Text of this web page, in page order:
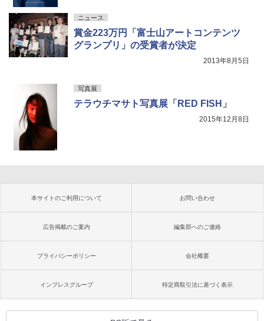
ニュース
賞金223万円「富士山アートコンテンツ
グランプリ」の受賞者が決定
2013年8月5日
写真展
テラウチマサト写真展「RED FISH」
2015年12月8日
本サイトのご利用について お問い合わせ
広告掲載のご案内 編集部へのご連絡
プライバシーポリシー 会社概要
インプレスグループ 特定商取引法に基づく表示